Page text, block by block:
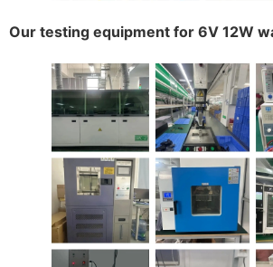
Our testing equipment for 6V 12W